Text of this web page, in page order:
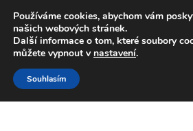
DOPRAVA od
Volejte po-pá 9-16
Přeskočit
na
navigaci
Přejít
k
obsahu
Používáme cookies, abychom vám
našich webových stránek.
Další informace o tom, které soubory
můžete vypnout v nastavení.
Souhlasím